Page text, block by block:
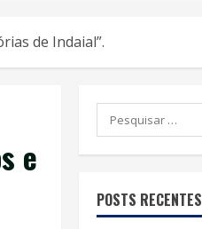
de Indaial”.
e
POSTS RECENTES